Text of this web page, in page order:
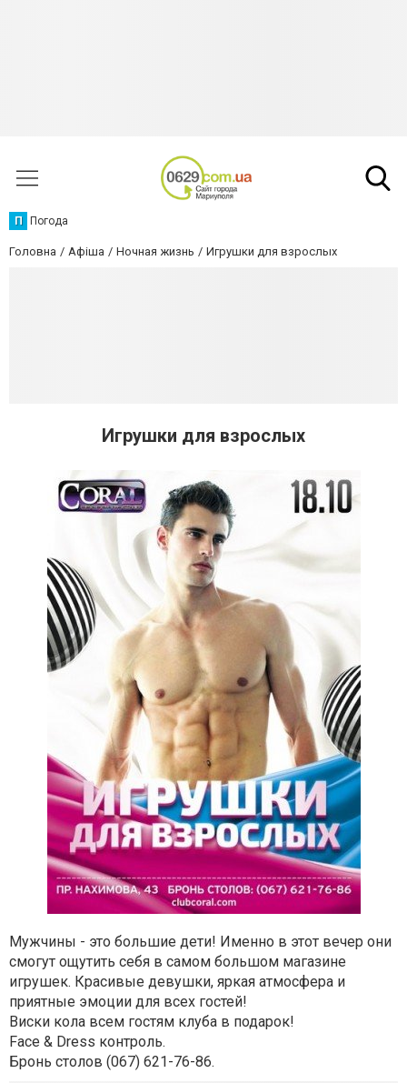
П Погода
Головна Афіша Ночная жизнь Игрушки для взрослых
Игрушки для взрослых
Мужчины - это большие дети! Именно в этот вечер они
смогут ощутить себя в самом большом магазине
игрушек. Красивые девушки, яркая атмосфера и
приятные эмоции для всех гостей!
Виски кола всем гостям клуба в подарок!
Face & Dress контроль.
Бронь столов (067) 621-76-86.